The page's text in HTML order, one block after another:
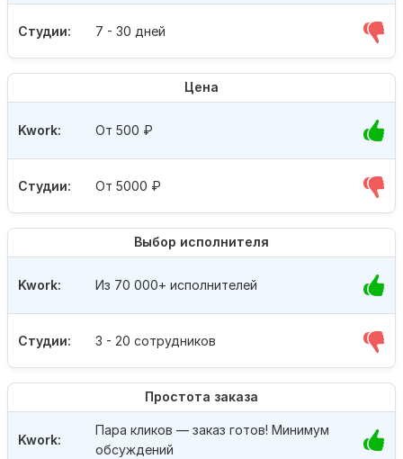
Студии: 7 - 30 дней
Цена
Студии: От 5000 ₽
Kwork: От 500 ₽
Выбор исполнителя
Студии: 3 - 20 сотрудников
Kwork: Из 70 000+ исполнителей
Простота заказа
Kwork:
Пара кликов — заказ готов! Минимум
обсуждений